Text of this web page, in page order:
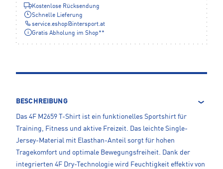
Kostenlose Rücksendung
Schnelle Lieferung
service.eshop@intersport.at
Gratis Abholung im Shop**
BESCHREIBUNG
Das 4F M2659 T-Shirt ist ein funktionelles Sportshirt für
Training, Fitness und aktive Freizeit. Das leichte Single-
Jersey-Material mit Elasthan-Anteil sorgt für hohen
Tragekomfort und optimale Bewegungsfreiheit. Dank der
integrierten 4F Dry-Technologie wird Feuchtigkeit effektiv von